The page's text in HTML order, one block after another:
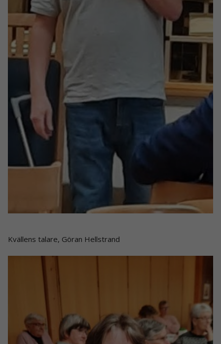
Kvällens talare, Göran Hellstrand